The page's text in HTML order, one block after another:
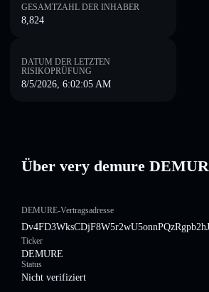
GESAMTZAHL DER INHABER
8,824
DATUM DER LETZTEN
RISIKOPRÜFUNG
8/5/2026, 6:02:05 AM
Über very demure
DEMURE-Vertragsadresse
Ticker
DEMURE
Status
Nicht verifiziert